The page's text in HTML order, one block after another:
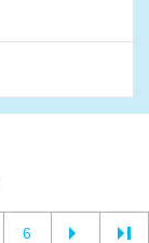
6